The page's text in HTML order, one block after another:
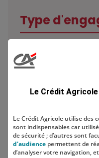
Type
Localisation
Le Crédit
Le Crédit Agricole utilise des
sont indispensables car
de sécurité ; d’autres sont
d'audience permettent de
d’analyser votre navigation,